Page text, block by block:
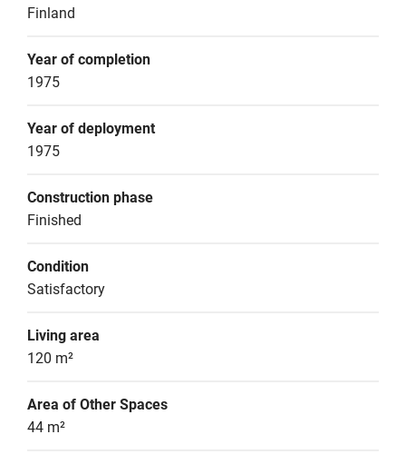
Finland
Year of completion
1975
Year of deployment
1975
Construction phase
Finished
Condition
Satisfactory
Living area
120 m²
Area of Other Spaces
44 m²